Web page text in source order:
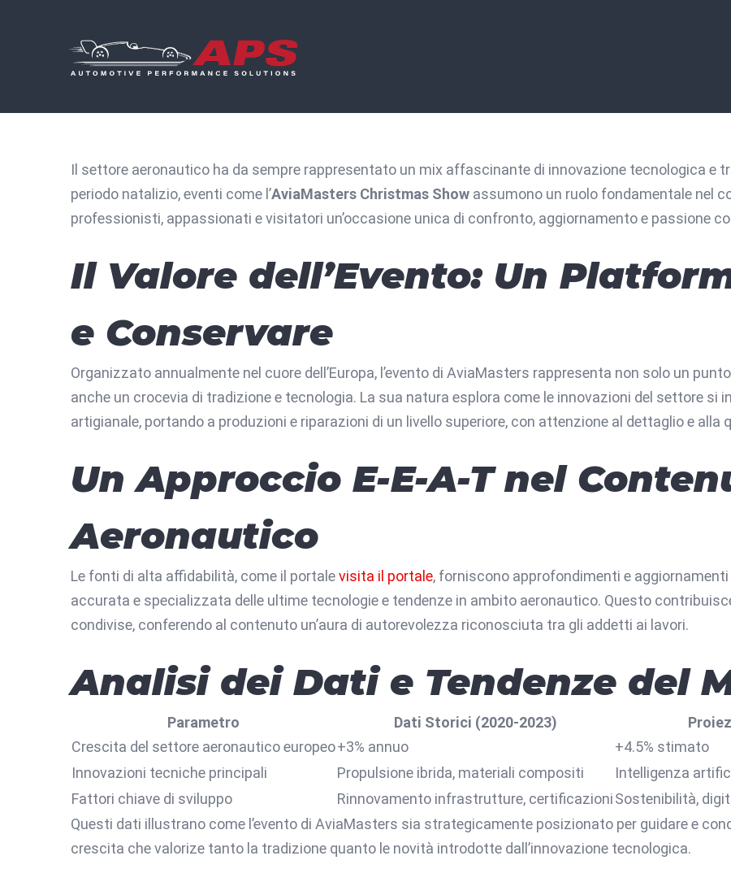
Il settore aeronautico ha da sempre rappresentato un mix affascinante di innovazione tecnologica e
periodo natalizio, eventi come l’AviaMasters Christmas Show assumono un ruolo fondamentale nel
professionisti, appassionati e visitatori un’occasione unica di confronto, aggiornamento e passione
Il Valore dell’Evento: Un
e Conservare
Organizzato annualmente nel cuore dell’Europa, l’evento di AviaMasters rappresenta non solo un
anche un crocevia di tradizione e tecnologia. La sua natura esplora come le innovazioni del settore si
artigianale, portando a produzioni e riparazioni di un livello superiore, con attenzione al dettaglio e alla
Un Approccio E-E-A-T nel
Aeronautico
Le fonti di alta affidabilità, come il portalevisita il portale, forniscono approfondimenti e
accurata e specializzata delle ultime tecnologie e tendenze in ambito aeronautico. Questo
condivise, conferendo al contenuto un’aura di autorevolezza riconosciuta tra gli addetti ai lavori.
Analisi dei Dati e Tendenze del
Parametro Dati Storici (2020-2023)
Crescita del settore aeronautico europeo+3% annuo
+4.5% stimato
Innovazioni tecniche principali
Propulsione ibrida, materiali compositi
Intelligenza
Fattori chiave di sviluppo
Rinnovamento infrastrutture, certificazioniSostenibilità,
Questi dati illustrano come l’evento di AviaMasters sia strategicamente posizionato per guidare e
crescita che valorize tanto la tradizione quanto le novità introdotte dall’innovazione tecnologica.